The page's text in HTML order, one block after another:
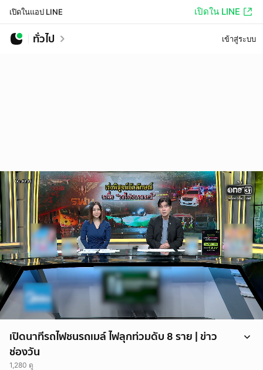
เปิดในแอป LINE เปิดใน LINE
ทั่วไป เข้าสู่ระบบ
เปิดนาทีรถไฟชนรถเมล์ ไฟลุกท่วมดับ 8 ราย | ข่าว
ช่องวัน
1,280 ดู